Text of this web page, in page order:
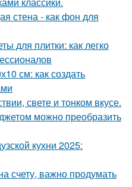
стена - как фон для
для плитки: как легко
см: как создать
свете и тонком вкусе.
можно преобразить
кухни 2025:
счету, важно продумать